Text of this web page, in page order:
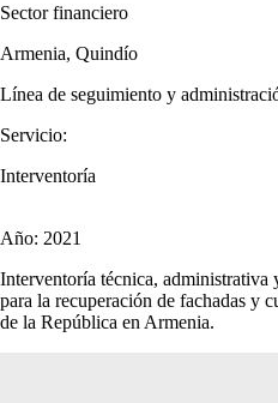
Sector financiero
Armenia, Quindío
Línea de seguimiento y
Servicio:
Interventoría
Año: 2021
Interventoría técnica, administrativa
para la recuperación de fachadas y
de la República en Armenia.